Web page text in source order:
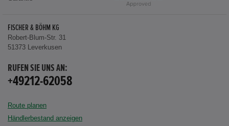
FISCHER & BÖHM KG
Robert-Blum-Str. 31
51373 Leverkusen
RUFEN SIE UNS AN:
+49212-62058
Route planen
Händlerbestand anzeigen